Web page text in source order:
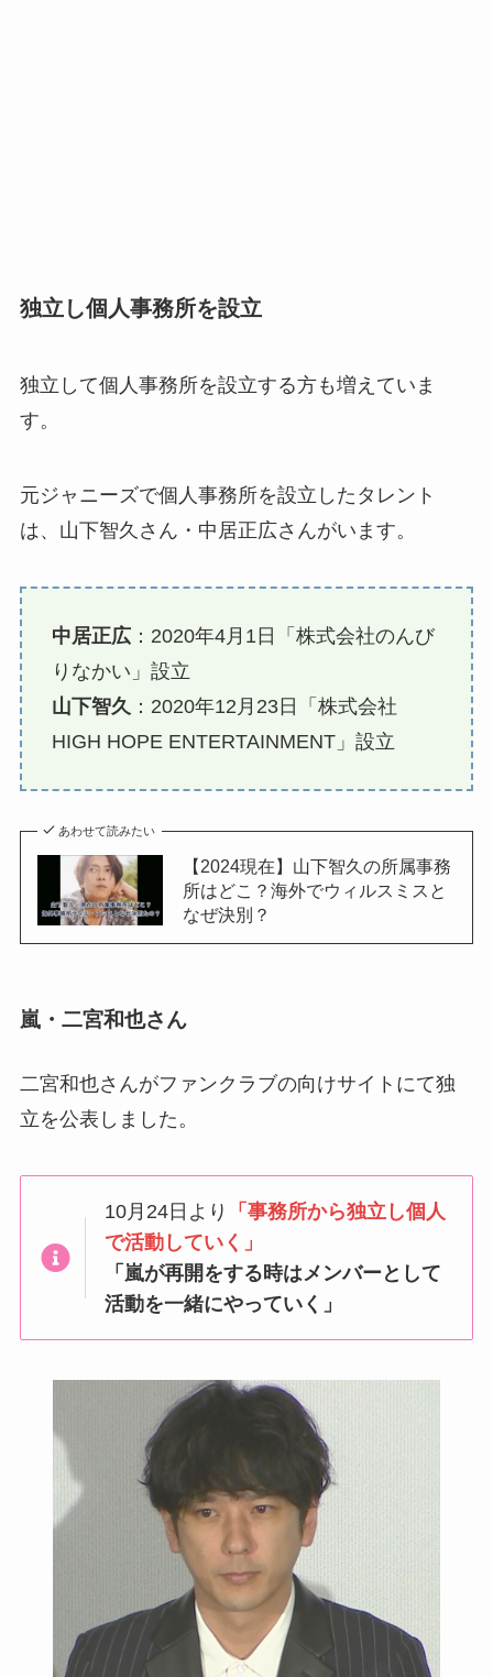
独立し個人事務所を設立
独立して個人事務所を設立する方も増えていま
す。
元ジャニーズで個人事務所を設立したタレント
は、山下智久さん・中居正広さんがいます。
中居正広：2020年4月1日「株式会社のんび
りなかい」設立
山下智久：2020年12月23日「株式会社
HIGH HOPE ENTERTAINMENT」設立
あわせて読みたい
【2024現在】山下智久の所属事務
所はどこ？海外でウィルスミスと
なぜ決別？
嵐・二宮和也さん
二宮和也さんがファンクラブの向けサイトにて独
立を公表しました。
10月24日より
「事務所から独立し個人
で活動していく」
「嵐が再開をする時はメンバーとして
活動を一緒にやっていく」